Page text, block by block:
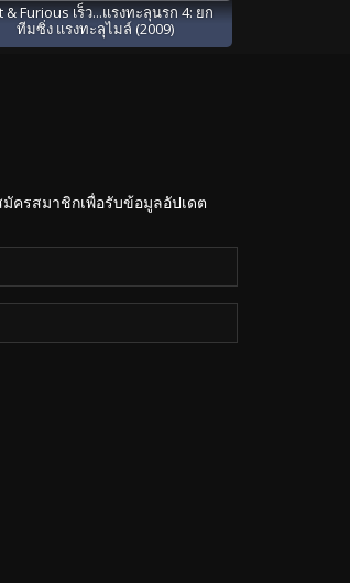
& Furious เร็ว...แรงทะลุนรก 4: ยก
ทีมซิ่ง แรงทะลุไมล์ (2009)
ครสมาชิกเพื่อรับข้อมูลอัปเดต